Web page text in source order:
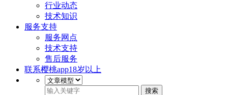
行业动态
技术知识
服务支持
服务网点
技术支持
售后服务
联系樱桃app18岁以上
搜索